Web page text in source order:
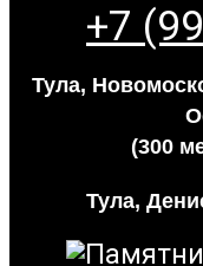
+7
Тула,
(300
Тула,